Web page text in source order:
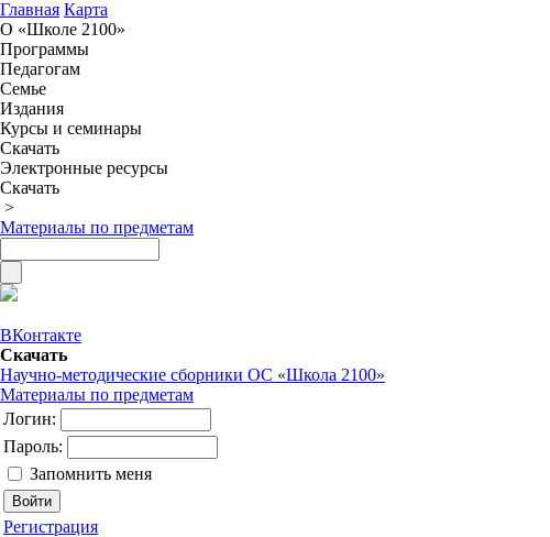
Главная Карта
О «Школе 2100»
Программы
Педагогам
Семье
Издания
Курсы и семинары
Скачать
Электронные ресурсы
Скачать
>
Материалы по предметам
ВКонтакте
Скачать
Научно-методические сборники ОС «Школа 2100»
Материалы по предметам
Логин:
Пароль:
Запомнить меня
Регистрация